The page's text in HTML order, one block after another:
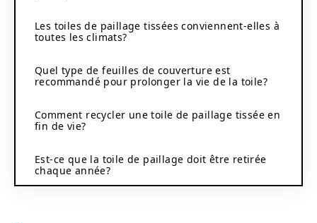
Les toiles de paillage tissées conviennent-elles à
toutes les climats?
Quel type de feuilles de couverture est
recommandé pour prolonger la vie de la toile?
Comment recycler une toile de paillage tissée en
fin de vie?
Est-ce que la toile de paillage doit être retirée
chaque année?